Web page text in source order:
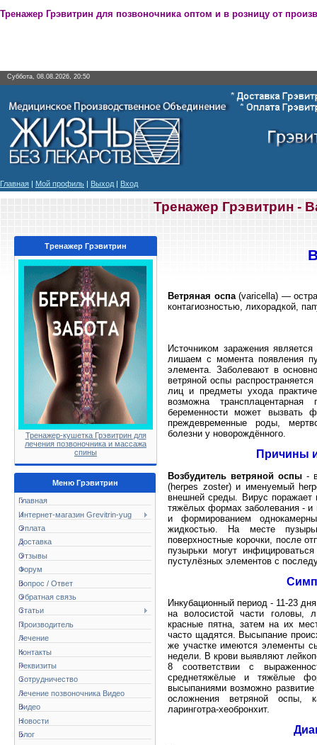
Тренажер Грэвитрин для позвоночника оптом и в розницу от
Суббота, 08.08.2026, 20:50
Главная | Мой профиль | Выход | Вход
Тренажер Грэвитрин -
Тренажер Грэвитрин
Тренажер-кушетка Грэвитрин для
лечения позвоночника и массажа
спины
Меню Грэвитрин
Главная
Интернет-магазин Grevitrin-yug
Оплата
Доставка
Отзывы
Форум
Вопрос / Ответ
Обратная связь
Статьи
Производитель
Лечение
Контакты
Реквизиты
Сотрудничество
Лечение позвоночника Видео
Видео
Новости
Блог
Ветряная оспа(varicella) —
контагиозностью, лихорадкой,
Источником заражения
лишаем с момента появления
элемента. Заболевают в
ветряной оспы
лиц и предметы ухода
возможна
беременности может вызвать
преждевременные роды,
болезни у новорождённого.
Причины
Возбудитель ветряной оспы -
(herpes zoster) и именуемый
внешней среды. Вирус поражает
тяжёлых формах заболевания - и
и формированием
жидкостью. На месте
поверхностные корочки, после
пузырьки могут
пустулёзных элементов с
Инкубационный период - 11-23
на волосистой части головы,
красные пятна, затем на их
часто щадятся. Высыпание
же участке имеются элементы
недели. В крови выявляют
8 соответствии с
среднетяжёлые и тяжёлые
высыпаниями возможно
осложнения ветряной оспы,
ларинготра-хеобронхит.